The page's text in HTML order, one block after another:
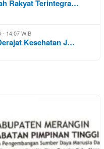
Rakyat Terintegra…
- 14:07 WIB
Kesehatan J…